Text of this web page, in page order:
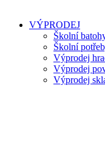
VÝPRODEJ
Školní
Školní
Výprodej
Výprodej
Výprodej